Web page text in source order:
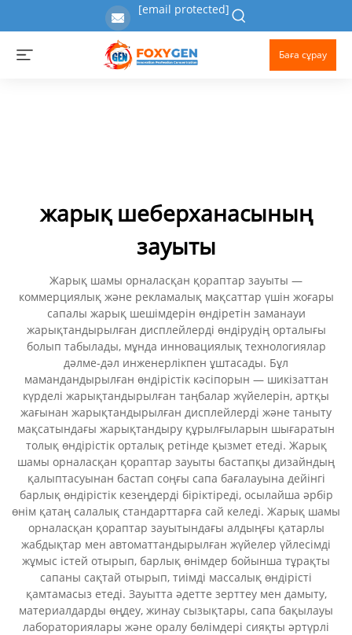
[email protected]
Баға сұрау
жарық шеберханасының
зауыты
Жарық шамы орналасқан қораптар зауыты —
коммерциялық және рекламалық мақсаттар үшін жоғары
сапалы жарық шешімдерін өндіретін заманауи
жарықтандырылған дисплейлерді өндірудің орталығы
болып табылады, мұнда инновациялық технологиялар
дәлме-дәл инженерлікпен ұштасады. Бұл
мамандандырылған өндірістік кәсіпорын — шикізаттан
күрделі жарықтандырылған таңбалар жүйелерін, артқы
жағынан жарықтандырылған дисплейлерді және таныту
мақсатындағы жарықтандыру құрылғыларын шығаратын
толық өндірістік орталық ретінде қызмет етеді. Жарық
шамы орналасқан қораптар зауыты бастапқы дизайндың
қалыптасуынан бастап соңғы сапа бағалауына дейінгі
барлық өндірістік кезеңдерді біріктіреді, осылайша әрбір
өнім қатаң салалық стандарттарға сай келеді. Жарық шамы
орналасқан қораптар зауытындағы алдыңғы қатарлы
жабдықтар мен автоматтандырылған жүйелер үйлесімді
жұмыс істей отырып, барлық өнімдер бойынша тұрақты
сапаны сақтай отырып, тиімді массалық өндірісті
қамтамасыз етеді. Зауытта әдетте зерттеу мен дамыту,
материалдарды өңдеу, жинау сызықтары, сапа бақылауы
лабораториялары және оралу бөлімдері сияқты әртүрлі